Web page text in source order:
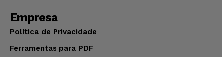
Empresa
Política de Privacidade
Ferramentas para PDF